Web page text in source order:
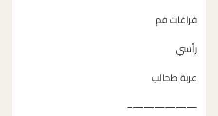
فراغات فم
رأسي
عربة طحالب
——————–